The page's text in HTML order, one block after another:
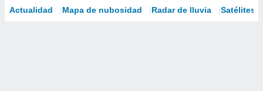
Actualidad Mapa de nubosidad Radar de lluvia Satélites